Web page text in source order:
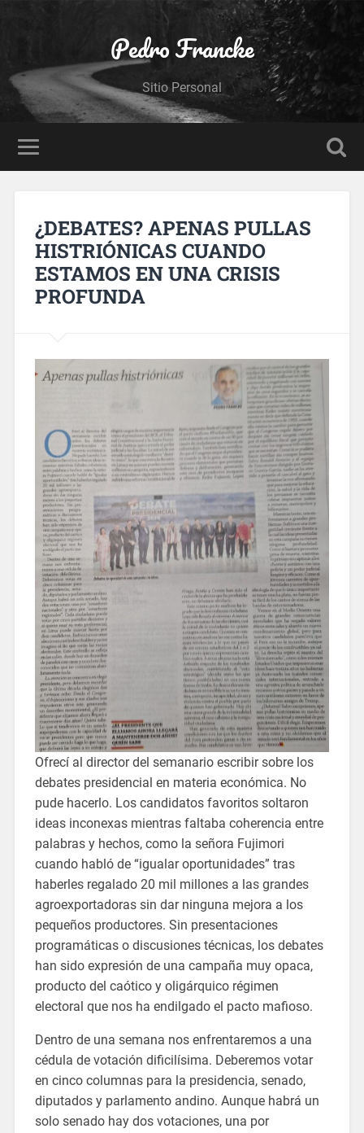
Pedro Francke
Sitio Personal
¿DEBATES? APENAS PULLAS
HISTRIÓNICAS CUANDO
ESTAMOS EN UNA CRISIS
PROFUNDA
Ofrecí al director del semanario escribir sobre los
debates presidencial en materia económica. No
pude hacerlo. Los candidatos favoritos soltaron
ideas inconexas mientras faltaba coherencia entre
palabras y hechos, como la señora Fujimori
cuando habló de “igualar oportunidades” tras
haberles regalado 20 mil millones a las grandes
agroexportadoras sin dar ninguna mejora a los
pequeños productores. Sin presentaciones
programáticas o discusiones técnicas, los debates
han sido expresión de una campaña muy opaca,
producto del caótico y oligárquico régimen
electoral que nos ha endilgado el pacto mafioso.
Dentro de una semana nos enfrentaremos a una
cédula de votación dificilísima. Deberemos votar
en cinco columnas para la presidencia, senado,
diputados y parlamento andino. Aunque habrá un
solo senado hay dos votaciones, una por